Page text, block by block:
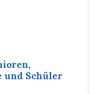
und Schüler